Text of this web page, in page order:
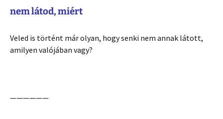
nem látod, miért
Veled is történt már olyan, hogy senki nem annak látott,
amilyen valójában vagy?
——————